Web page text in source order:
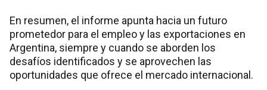
En resumen, el informe apunta hacia un futuro
prometedor para el empleo y las exportaciones en
Argentina, siempre y cuando se aborden los
desafíos identificados y se aprovechen las
oportunidades que ofrece el mercado internacional.